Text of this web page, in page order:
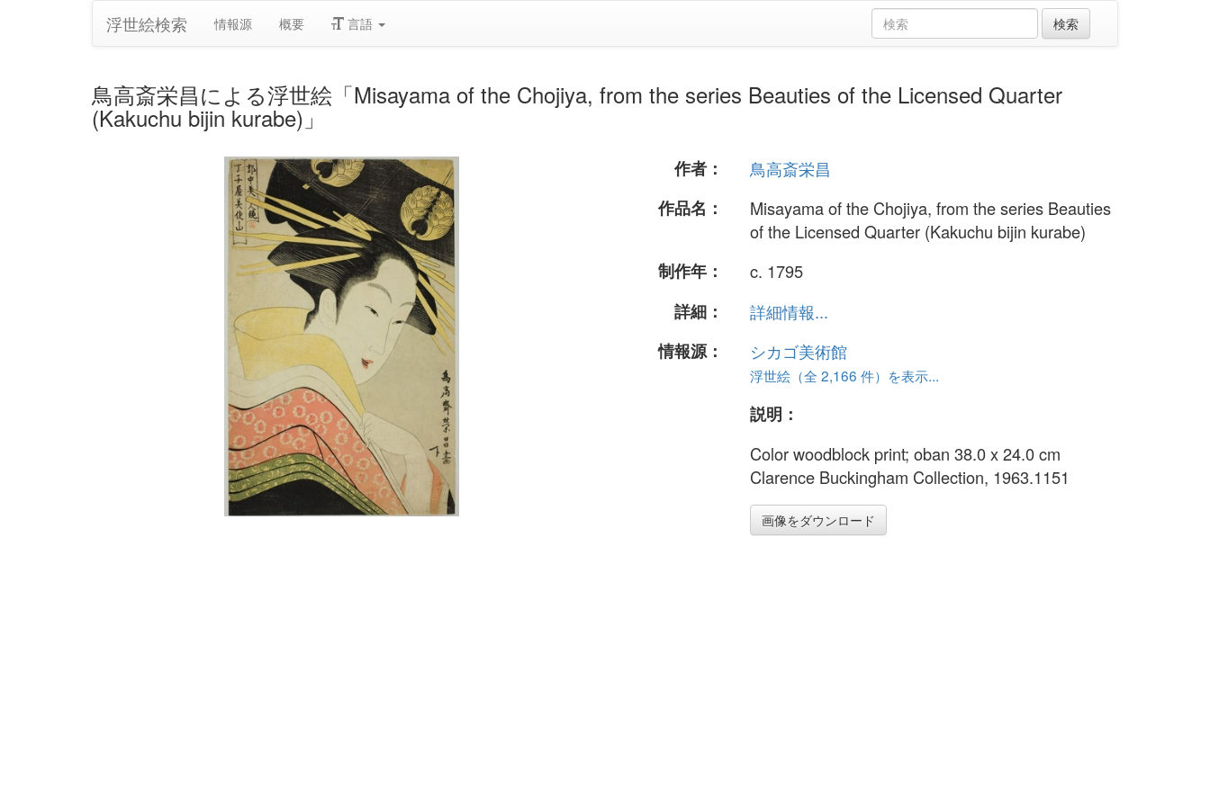
浮世絵検索 情報源 概要 言語
鳥高斎栄昌による浮世絵「Misayama of the Chojiya, from the series Beauties of the Licensed Quarter
(Kakuchu bijin kurabe)」
作者：
鳥高斎栄昌
作品名：
Misayama of the Chojiya, from the series Beauties
of the Licensed Quarter (Kakuchu bijin kurabe)
制作年：
c. 1795
詳細：
詳細情報...
情報源：
シカゴ美術館
浮世絵（全 2,166 件）を表示...
説明：
Color woodblock print; oban 38.0 x 24.0 cm
Clarence Buckingham Collection, 1963.1151
画像をダウンロード